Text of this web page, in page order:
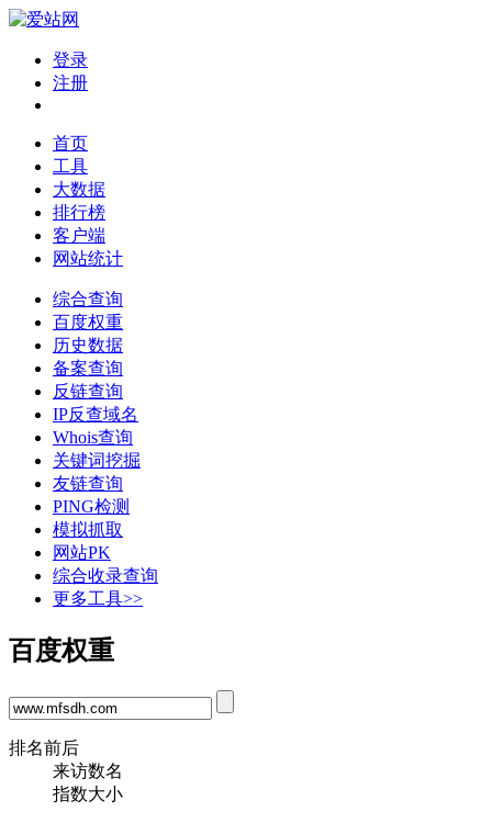
登录
注册
首页
工具
大数据
排行榜
客户端
网站统计
综合查询
百度权重
历史数据
备案查询
反链查询
IP反查域名
Whois查询
关键词挖掘
友链查询
PING检测
模拟抓取
网站PK
综合收录查询
更多工具>>
百度权重
排名前后
来访数名
指数大小